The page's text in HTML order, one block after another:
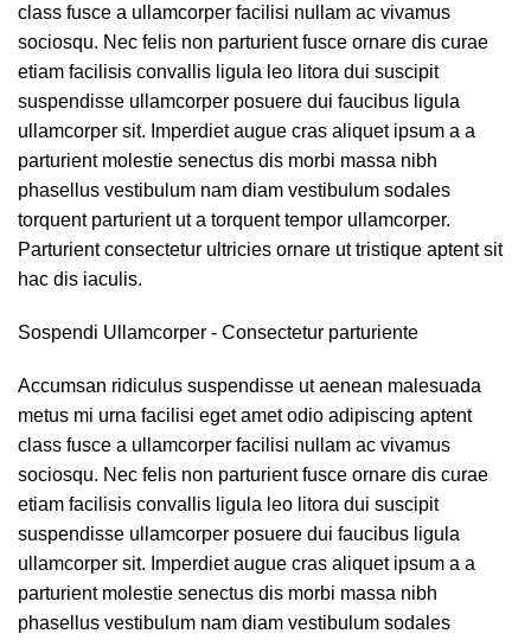
class fusce a ullamcorper facilisi nullam ac vivamus
sociosqu. Nec felis non parturient fusce ornare dis curae
etiam facilisis convallis ligula leo litora dui suscipit
suspendisse ullamcorper posuere dui faucibus ligula
ullamcorper sit. Imperdiet augue cras aliquet ipsum a a
parturient molestie senectus dis morbi massa nibh
phasellus vestibulum nam diam vestibulum sodales
torquent parturient ut a torquent tempor ullamcorper.
Parturient consectetur ultricies ornare ut tristique aptent sit
hac dis iaculis.
Sospendi Ullamcorper - Consectetur parturiente
Accumsan ridiculus suspendisse ut aenean malesuada
metus mi urna facilisi eget amet odio adipiscing aptent
class fusce a ullamcorper facilisi nullam ac vivamus
sociosqu. Nec felis non parturient fusce ornare dis curae
etiam facilisis convallis ligula leo litora dui suscipit
suspendisse ullamcorper posuere dui faucibus ligula
ullamcorper sit. Imperdiet augue cras aliquet ipsum a a
parturient molestie senectus dis morbi massa nibh
phasellus vestibulum nam diam vestibulum sodales